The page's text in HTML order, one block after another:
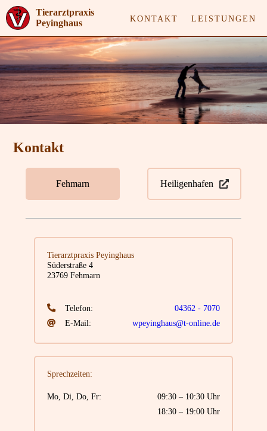
Tierarztpraxis
Peyinghaus
KONTAKT LEISTUNGEN
Kontakt
Fehmarn Heiligenhafen
Tierarztpraxis Peyinghaus
Süderstraße 4
23769 Fehmarn
Telefon:
04362 - 7070
E-Mail:
wpeyinghaus@t-online.de
Sprechzeiten:
Mo, Di, Do, Fr:
09:30 – 10:30 Uhr
18:30 – 19:00 Uhr